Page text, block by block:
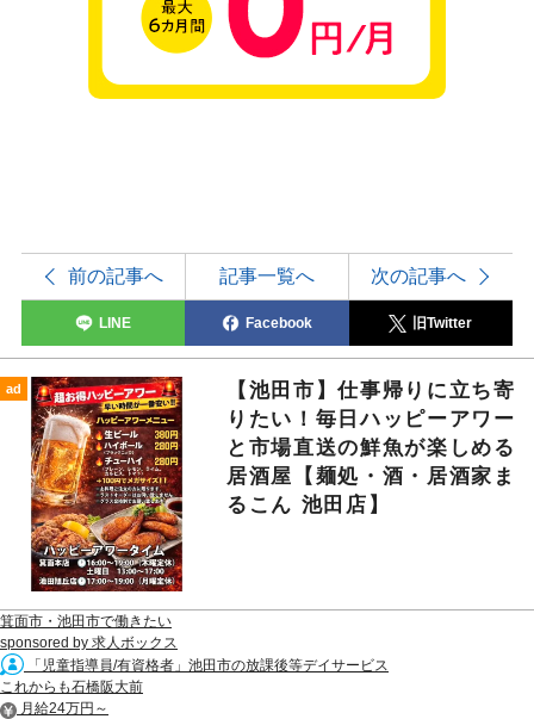
前の記事へ 記事一覧へ 次の記事へ
LINE Facebook 旧Twitter
ad
【池田市】仕事帰りに立ち寄
りたい！毎日ハッピーアワー
と市場直送の鮮魚が楽しめる
居酒屋【麺処・酒・居酒家ま
るこん 池田店】
箕面市・池田市で働きたい
sponsored by 求人ボックス
「児童指導員/有資格者」池田市の放課後等デイサービス
これからも石橋阪大前
月給24万円～